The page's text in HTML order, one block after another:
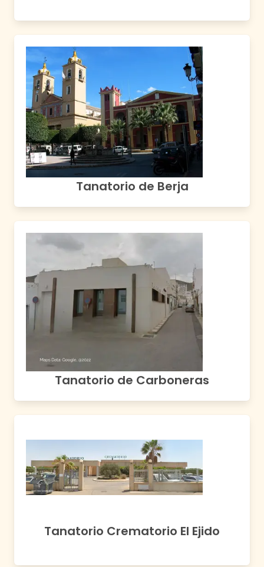
Tanatorio de Berja
Tanatorio de Carboneras
Tanatorio Crematorio El Ejido